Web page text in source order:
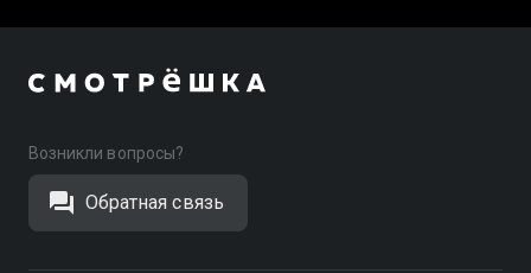
Возникли вопросы?
Обратная связь